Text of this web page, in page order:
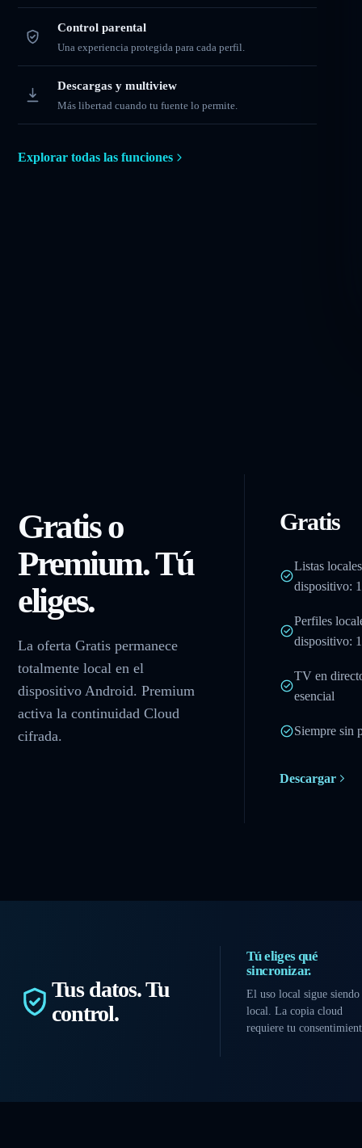
Control parental
Una experiencia protegida para cada perfil.
Descargas y multiview
Más libertad cuando tu fuente lo permite.
Explorar todas las funciones
Gratis o
Premium. Tú
eliges.
La oferta Gratis permanece
totalmente local en el
dispositivo Android. Premium
activa la continuidad Cloud
cifrada.
Gratis
Listas
dispositivo: 1
Perfiles
dispositivo: 1
TV en
esencial
Siempre sin
Descargar
Tus datos. Tu
control.
Tú eliges qué
sincronizar.
El uso local sigue siendo
local. La copia cloud
requiere tu